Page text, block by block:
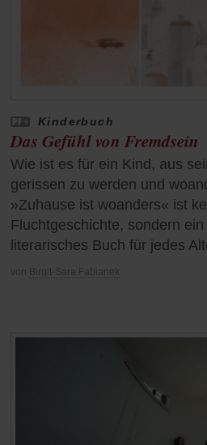
Kinderbuch
Das Gefühl von Fremdsein
Wie ist es für ein Kind, aus
gerissen zu werden und
»Zuhause ist woanders« ist
Fluchtgeschichte, sondern
literarisches Buch für jedes
von Birgit-Sara Fabianek